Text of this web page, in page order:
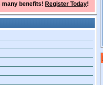
many benefits! Register Today!